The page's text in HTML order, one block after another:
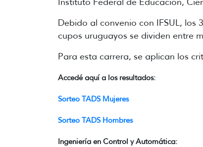
Debido al convenio con IFSUL, los
cupos uruguayos se dividen entre
Para esta carrera, se aplican los
Accedé aquí a los resultados:
Sorteo TADS Mujeres
Sorteo TADS Hombres
Ingeniería en Control y Automática: